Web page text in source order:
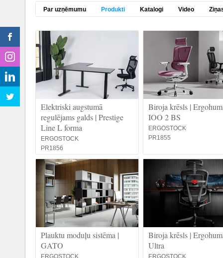
Par uzņēmumu Produkti Katalogi Video
Elektriski augstumā
regulējams galds | Prestige
Line L forma
ERGOSTOCK
PR1856
Biroja krēsls |
IOO 2 BS
ERGOSTOCK
PR1855
Plauktu moduļu sistēma |
GATO
ERGOSTOCK
Biroja krēsls |
Ultra
ERGOSTOCK